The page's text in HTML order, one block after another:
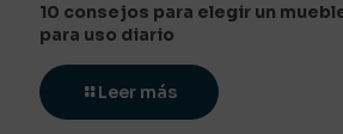
10 consejos para elegir un
para uso diario
Leer más